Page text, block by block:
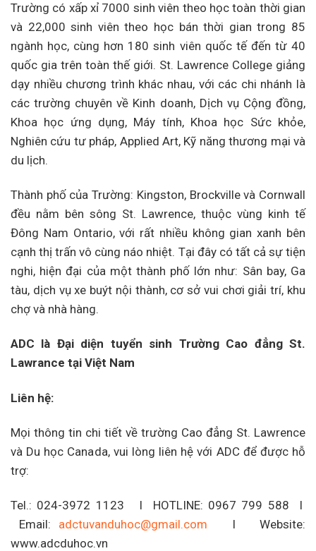
Trường có xấp xỉ 7000 sinh viên theo học toàn thời gian
và 22,000 sinh viên theo học bán thời gian trong 85
ngành học, cùng hơn 180 sinh viên quốc tế đến từ 40
quốc gia trên toàn thế giới. St. Lawrence College giảng
dạy nhiều chương trình khác nhau, với các chi nhánh là
các trường chuyên về Kinh doanh, Dịch vụ Cộng đồng,
Khoa học ứng dụng, Máy tính, Khoa học Sức khỏe,
Nghiên cứu tư pháp, Applied Art, Kỹ năng thương mại và
du lịch.
Thành phố của Trường: Kingston, Brockville và Cornwall
đều nằm bên sông St. Lawrence, thuộc vùng kinh tế
Đông Nam Ontario, với rất nhiều không gian xanh bên
cạnh thị trấn vô cùng náo nhiệt. Tại đây có tất cả sự tiện
nghi, hiện đại của một thành phố lớn như: Sân bay, Ga
tàu, dịch vụ xe buýt nội thành, cơ sở vui chơi giải trí, khu
chợ và nhà hàng.
ADC là Đại diện tuyển sinh Trường Cao đẳng St.
Lawrance tại Việt Nam
Liên hệ:
Mọi thông tin chi tiết về trường Cao đẳng St. Lawrence
và Du học Canada, vui lòng liên hệ với ADC để được hỗ
trợ:
Tel.: 024-3972 1123 I HOTLINE: 0967 799 588 I
Email: adctuvanduhoc@gmail.com I Website:
www.adcduhoc.vn